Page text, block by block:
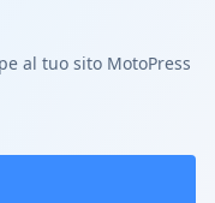
al tuo sito MotoPress